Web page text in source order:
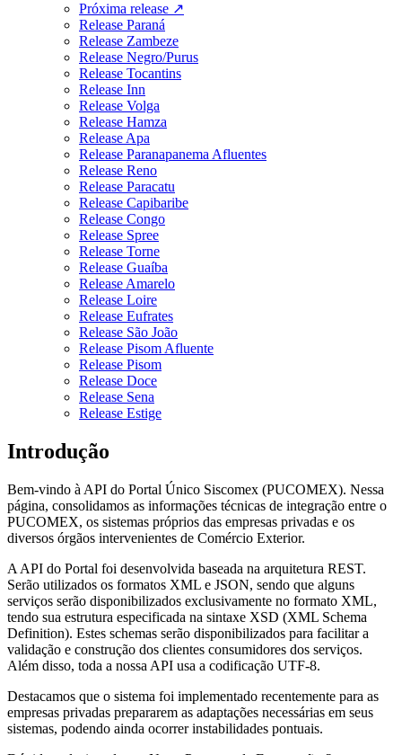
Próxima release ↗
Release Paraná
Release Zambeze
Release Negro/Purus
Release Tocantins
Release Inn
Release Volga
Release Hamza
Release Apa
Release Paranapanema Afluentes
Release Reno
Release Paracatu
Release Capibaribe
Release Congo
Release Spree
Release Torne
Release Guaíba
Release Amarelo
Release Loire
Release Eufrates
Release São João
Release Pisom Afluente
Release Pisom
Release Doce
Release Sena
Release Estige
Introdução
Bem-vindo à API do Portal Único Siscomex (PUCOMEX). Nessa
página, consolidamos as informações técnicas de integração entre o
PUCOMEX, os sistemas próprios das empresas privadas e os
diversos órgãos intervenientes de Comércio Exterior.
A API do Portal foi desenvolvida baseada na arquitetura REST.
Serão utilizados os formatos XML e JSON, sendo que alguns
serviços serão disponibilizados exclusivamente no formato XML,
tendo sua estrutura especificada na sintaxe XSD (XML Schema
Definition). Estes schemas serão disponibilizados para facilitar a
validação e construção dos clientes consumidores dos serviços.
Além disso, toda a nossa API usa a codificação UTF-8.
Destacamos que o sistema foi implementado recentemente para as
empresas privadas prepararem as adaptações necessárias em seus
sistemas, podendo ainda ocorrer instabilidades pontuais.